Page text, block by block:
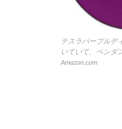
テスラパープルデ
いていて、ペンダ
Amazon.com